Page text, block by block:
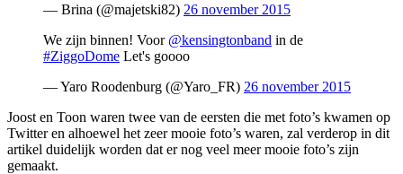
— Brina (@majetski82) 26 november 2015
We zijn binnen! Voor @kensingtonband in de
#ZiggoDome Let's goooo
— Yaro Roodenburg (@Yaro_FR) 26 november 2015
Joost en Toon waren twee van de eersten die met foto’s kwamen op
Twitter en alhoewel het zeer mooie foto’s waren, zal verderop in dit
artikel duidelijk worden dat er nog veel meer mooie foto’s zijn
gemaakt.